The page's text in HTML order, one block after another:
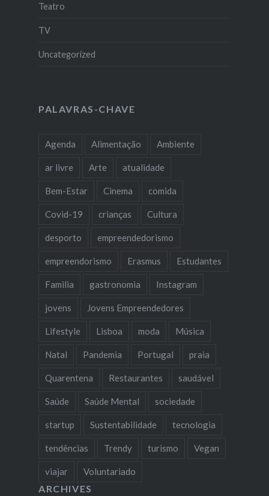
Teatro
TV
Uncategorized
PALAVRAS-CHAVE
Agenda Alimentação Ambiente
ar livre Arte atualidade
Bem-Estar Cinema comida
Covid-19 crianças Cultura
desporto empreendedorismo
empreendorismo Erasmus Estudantes
Familia gastronomia Instagram
jovens Jovens Empreendedores
Lifestyle Lisboa moda Música
Natal Pandemia Portugal praia
Quarentena Restaurantes saudável
Saúde Saúde Mental sociedade
startup Sustentabilidade tecnologia
tendências Trendy turismo Vegan
viajar Voluntariado
ARCHIVES